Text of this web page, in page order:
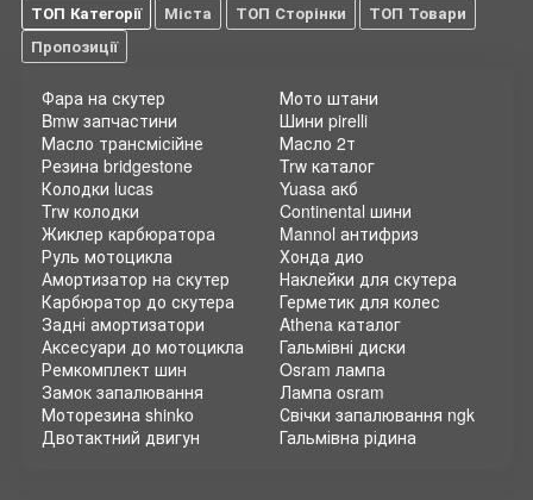
ТОП Категорії Міста ТОП Сторінки
ТОП Товари
Пропозиції
Фара на скутер
Bmw запчастини
Масло трансмісійне
Резина bridgestone
Колодки lucas
Trw колодки
Жиклер карбюратора
Руль мотоцикла
Мото штани
Шини pirelli
Масло 2т
Trw каталог
Yuasa акб
Continental шини
Mannol антифриз
Хонда дио
Амортизатор на скутер
Карбюратор до скутера
Задні амортизатори
Аксесуари до мотоцикла
Ремкомплект шин
Замок запалювання
Моторезина shinko
Двотактний двигун
Наклейки для скутера
Герметик для колес
Athena каталог
Гальмівні диски
Osram лампа
Лампа osram
Свічки запалювання ngk
Гальмівна рідина